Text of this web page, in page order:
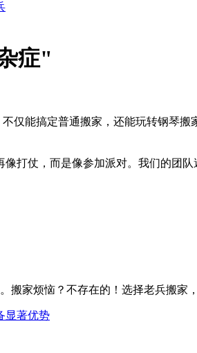
症"
仅能搞定普通搬家，还能玩转钢琴
打仗，而是像参加派对。我们的团
家烦恼？不存在的！选择老兵搬家
显著优势